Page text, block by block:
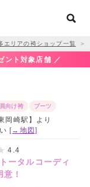
エリアの袴ショップ一覧 ＞
ント対象店舗 ／
向け袴 ブーツ
岡崎駅】より
い[→地図]
4.4
ータルコーディ
！